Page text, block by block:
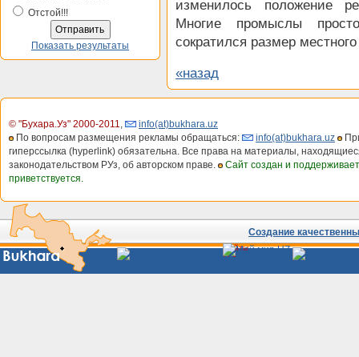
Отстой!!!
Показать результаты
изменилось положение
Многие промыслы
сократился размер
«назад
© "Бухара.Уз" 2000-2011,
info(at)bukhara.uz
По вопросам размещения рекламы обращаться:
info(at)bukhara.uz
гиперссылка (hyperlink) обязательна. Все права на материалы,
законодательством РУз, об авторском праве.
Сайт создан и
приветствуется.
Создание
Сайты
Узбекистана